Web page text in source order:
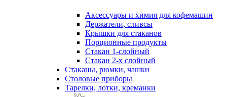
Аксессуары и химия для кофемашин
Держатели, сливсы
Крышки для стаканов
Порционные продукты
Стакан 1-слойный
Стакан 2-х слойный
Стаканы, рюмки, чашки
Столовые приборы
Тарелки, лотки, креманки